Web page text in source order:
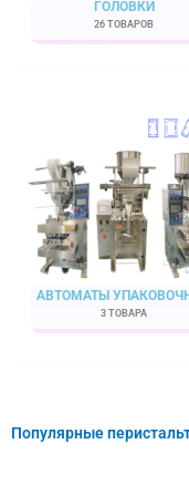
ГОЛОВКИ
26 ТОВАРОВ
АВТОМАТЫ
3 ТОВАРА
Популярные